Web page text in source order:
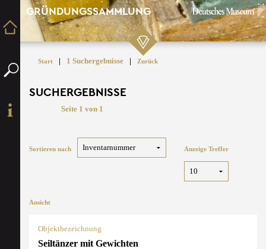
GRÜNDUNGSSAMMLUNG
Start | 1 Suchergebnisse | Zurück
SUCHERGEBNISSE
Seite 1 von 1
Sortieren nach Anzeige Treffer
Ansicht
Objektbezeichnung
Seiltänzer mit Gewichten